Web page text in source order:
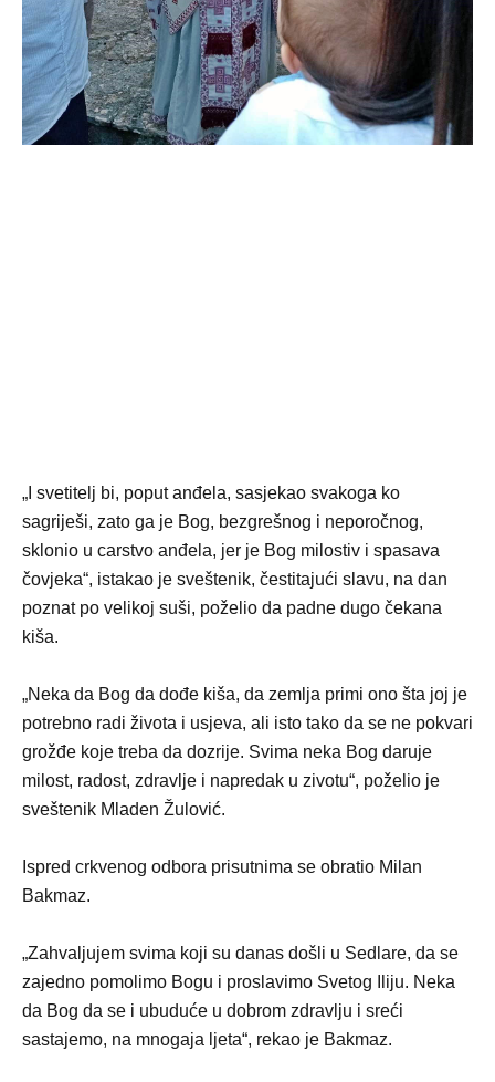
„I svetitelj bi, poput anđela, sasjekao svakoga ko
sagriješi, zato ga je Bog, bezgrešnog i neporočnog,
sklonio u carstvo anđela, jer je Bog milostiv i spasava
čovjeka“, istakao je sveštenik, čestitajući slavu, na dan
poznat po velikoj suši, poželio da padne dugo čekana
kiša.
„Neka da Bog da dođe kiša, da zemlja primi ono šta joj je
potrebno radi života i usjeva, ali isto tako da se ne pokvari
grožđe koje treba da dozrije. Svima neka Bog daruje
milost, radost, zdravlje i napredak u zivotu“, poželio je
sveštenik Mladen Žulović.
Ispred crkvenog odbora prisutnima se obratio Milan
Bakmaz.
„Zahvaljujem svima koji su danas došli u Sedlare, da se
zajedno pomolimo Bogu i proslavimo Svetog Iliju. Neka
da Bog da se i ubuduće u dobrom zdravlju i sreći
sastajemo, na mnogaja ljeta“, rekao je Bakmaz.